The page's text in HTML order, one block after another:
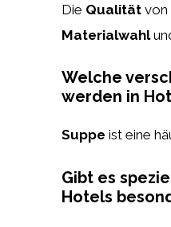
Die Qualität von
Materialwahl
Welche
werden in
Suppe ist eine
Gibt es
Hotels